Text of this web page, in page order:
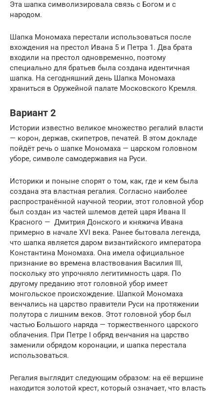
Эта шапка символизировала связь с Богом и с
народом.
Шапка Мономаха перестали использоваться после
вхождения на престол Ивана 5 и Петра 1. Два брата
входили на престол одновременно, поэтому
специально для братьев была создана идентичная
шапка. На сегодняшний день Шапка Мономаха
храниться в Оружейной палате Московского Кремля.
Вариант 2
Истории известно великое множество регалий власти
— корон, держав, скипетров, печатей. В этом докладе
пойдёт речь о шапке Мономаха — царском головном
уборе, символе самодержавия на Руси.
Историки и поныне спорят о том, как, где и кем была
создана эта властная регалия. Согласно наиболее
распространённой научной теории, этот головной убор
был создан из частей шлемов детей царя Ивана II
Красного — Дмитрия Донского и княжича Ивана
примерно в начале XVI века. Ранее бытовала легенда,
что шапка является даром византийского императора
Константина Мономаха. Она имела официальное
признание во времена властвования Василия III,
поскольку это упрочняло легитимность царя. По
другому преданию этот головной убор имеет
монгольское происхождение. Шапкой Мономаха
венчались на царство правители Руси на протяжении
полутора с лишним веков. Этот головной убор был
частью Большого наряда — торжественного царского
облачения. При Петре I обряд венчания на царство
заменили обрядом коронации, и шапка перестала
использоваться.
Регалия выглядит следующим образом: на её вершине
находится золотой крест, который означает, что власть